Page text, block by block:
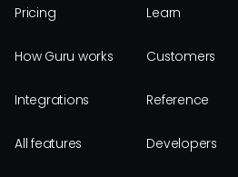
Pricing
How Guru works
Integrations
All features
Learn
Customers
Reference
Developers